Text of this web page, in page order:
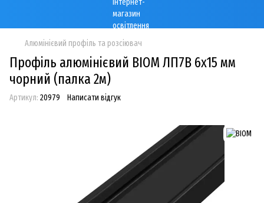
Алюмінієвий профіль та розсіювач
Профіль алюмінієвий BIOM ЛП7B 6х15 мм
чорний (палка 2м)
Артикул: 20979 Написати відгук